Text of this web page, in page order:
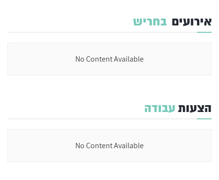
אירועים בחריש
No Content Available
הצעותעבודה
No Content Available